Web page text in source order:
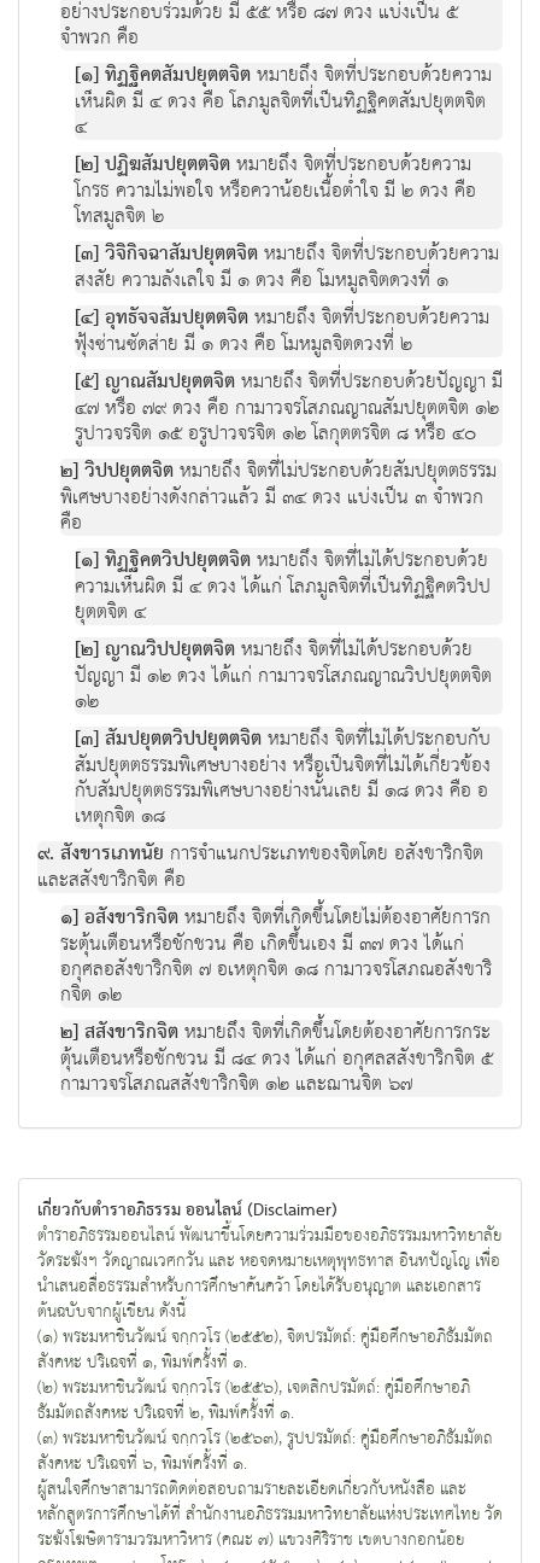
อย่างประกอบร่วมด้วย มี ๕๕ หรือ ๘๗ ดวง แบ่งเป็น ๕
จำพวก คือ
[๑] ทิฏฐิคตสัมปยุตตจิตหมายถึง จิตที่ประกอบด้วยความ
เห็นผิด มี ๔ ดวง คือ โลภมูลจิตที่เป็นทิฏฐิคตสัมปยุตตจิต
๔
[๒] ปฏิฆสัมปยุตตจิตหมายถึง จิตที่ประกอบด้วยความ
โกรธ ความไม่พอใจ หรือควาน้อยเนื้อต่ำใจ มี ๒ ดวง คือ
โทสมูลจิต ๒
[๓] วิจิกิจฉาสัมปยุตตจิตหมายถึง จิตที่ประกอบด้วยความ
สงสัย ความลังเลใจ มี ๑ ดวง คือ โมหมูลจิตดวงที่ ๑
[๔] อุทธัจจสัมปยุตตจิตหมายถึง จิตที่ประกอบด้วยความ
ฟุ้งซ่านซัดส่าย มี ๑ ดวง คือ โมหมูลจิตดวงที่ ๒
[๕] ญาณสัมปยุตตจิตหมายถึง จิตที่ประกอบด้วยปัญญา มี
๔๗ หรือ ๗๙ ดวง คือ กามาวจรโสภณญาณสัมปยุตตจิต ๑๒
รูปาวจรจิต ๑๕ อรูปาวจรจิต ๑๒ โลกุตตรจิต ๘ หรือ ๔๐
๒] วิปปยุตตจิตหมายถึง จิตที่ไม่ประกอบด้วยสัมปยุตตธรรม
พิเศษบางอย่างดังกล่าวแล้ว มี ๓๔ ดวง แบ่งเป็น ๓ จำพวก
คือ
[๑] ทิฏฐิคตวิปปยุตตจิตหมายถึง จิตที่ไม่ได้ประกอบด้วย
ความเห็นผิด มี ๔ ดวง ได้แก่ โลภมูลจิตที่เป็นทิฏฐิคตวิปป
ยุตตจิต ๔
[๒] ญาณวิปปยุตตจิตหมายถึง จิตที่ไม่ได้ประกอบด้วย
ปัญญา มี ๑๒ ดวง ได้แก่ กามาวจรโสภณญาณวิปปยุตตจิต
๑๒
[๓] สัมปยุตตวิปปยุตตจิตหมายถึง จิตที่ไม่ได้ประกอบกับ
สัมปยุตตธรรมพิเศษบางอย่าง หรือเป็นจิตที่ไม่ได้เกี่ยวข้อง
กับสัมปยุตตธรรมพิเศษบางอย่างนั้นเลย มี ๑๘ ดวง คือ อ
เหตุกจิต ๑๘
๙. สังขารเภทนัย การจำแนกประเภทของจิตโดย อสังขาริกจิต
และสสังขาริกจิต คือ
๑] อสังขาริกจิตหมายถึง จิตที่เกิดขึ้นโดยไม่ต้องอาศัยการก
ระตุ้นเตือนหรือชักชวน คือ เกิดขึ้นเอง มี ๓๗ ดวง ได้แก่
อกุศลอสังขาริกจิต ๗ อเหตุกจิต ๑๘ กามาวจรโสภณอสังขาริ
กจิต ๑๒
๒] สสังขาริกจิตหมายถึง จิตที่เกิดขึ้นโดยต้องอาศัยการกระ
ตุ้นเตือนหรือชักชวน มี ๘๔ ดวง ได้แก่ อกุศลสสังขาริกจิต ๕
กามาวจรโสภณสสังขาริกจิต ๑๒ และฌานจิต ๖๗
เกี่ยวกับตำราอภิธรรม ออนไลน์ (Disclaimer)
ตำราอภิธรรมออนไลน์ พัฒนาขึ้นโดยความร่วมมือของอภิธรรมมหาวิทยาลัย
วัดระฆังฯ วัดญาณเวศกวัน และ หอจดหมายเหตุพุทธทาส อินทปัญโญ เพื่อ
นำเสนอสื่อธรรมสำหรับการศึกษาค้นคว้า โดยได้รับอนุญาต และเอกสาร
ต้นฉบับจากผู้เขียน ดังนี้
(๑) พระมหาชินวัฒน์ จกฺกวโร (๒๕๕๒), จิตปรมัตถ์: คู่มือศึกษาอภิธัมมัตถ
สังคหะ ปริเฉจที่ ๑, พิมพ์ครั้งที่ ๑.
(๒) พระมหาชินวัฒน์ จกฺกวโร (๒๕๕๖), เจตสิกปรมัตถ์: คู่มือศึกษาอภิ
ธัมมัตถสังคหะ ปริเฉจที่ ๒, พิมพ์ครั้งที่ ๑.
(๓) พระมหาชินวัฒน์ จกฺกวโร (๒๕๖๓), รูปปรมัตถ์: คู่มือศึกษาอภิธัมมัตถ
สังคหะ ปริเฉจที่ ๖, พิมพ์ครั้งที่ ๑.
ผู้สนใจศึกษาสามารถติดต่อสอบถามรายละเอียดเกี่ยวกับหนังสือ และ
หลักสูตรการศึกษาได้ที่ สำนักงานอภิธรรมมหาวิทยาลัยแห่งประเทศไทย วัด
ระฆังโฆษิตารามวรมหาวิหาร (คณะ ๗) แขวงศิริราช เขตบางกอกน้อย